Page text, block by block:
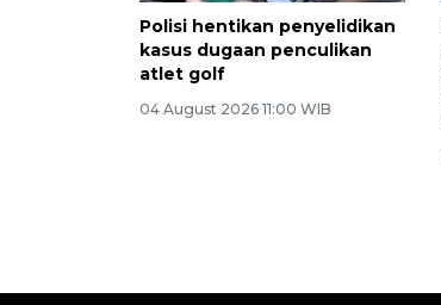
Polisi hentikan penyelidikan
kasus dugaan penculikan
atlet golf
04 August 2026 11:00 WIB